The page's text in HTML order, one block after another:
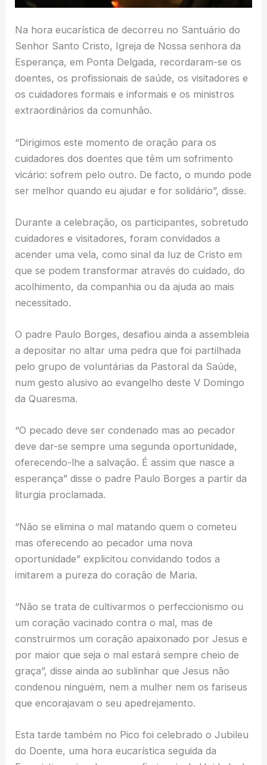
Na hora eucarística de decorreu no Santuário do
Senhor Santo Cristo, Igreja de Nossa senhora da
Esperança, em Ponta Delgada, recordaram-se os
doentes, os profissionais de saúde, os visitadores e
os cuidadores formais e informais e os ministros
extraordinários da comunhão.
“Dirigimos este momento de oração para os
cuidadores dos doentes que têm um sofrimento
vicário: sofrem pelo outro. De facto, o mundo pode
ser melhor quando eu ajudar e for solidário”, disse.
Durante a celebração, os participantes, sobretudo
cuidadores e visitadores, foram convidados a
acender uma vela, como sinal da luz de Cristo em
que se podem transformar através do cuidado, do
acolhimento, da companhia ou da ajuda ao mais
necessitado.
O padre Paulo Borges, desafiou ainda a assembleia
a depositar no altar uma pedra que foi partilhada
pelo grupo de voluntárias da Pastoral da Saúde,
num gesto alusivo ao evangelho deste V Domingo
da Quaresma.
“O pecado deve ser condenado mas ao pecador
deve dar-se sempre uma segunda oportunidade,
oferecendo-lhe a salvação. É assim que nasce a
esperança” disse o padre Paulo Borges a partir da
liturgia proclamada.
“Não se elimina o mal matando quem o cometeu
mas oferecendo ao pecador uma nova
oportunidade” explicitou convidando todos a
imitarem a pureza do coração de Maria.
“Não se trata de cultivarmos o perfeccionismo ou
um coração vacinado contra o mal, mas de
construirmos um coração apaixonado por Jesus e
por maior que seja o mal estará sempre cheio de
graça”, disse ainda ao sublinhar que Jesus não
condenou ninguém, nem a mulher nem os fariseus
que encorajavam o seu apedrejamento.
Esta tarde também no Pico foi celebrado o Jubileu
do Doente, uma hora eucarística seguida da